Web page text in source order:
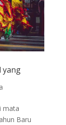
yang
mata
Baru